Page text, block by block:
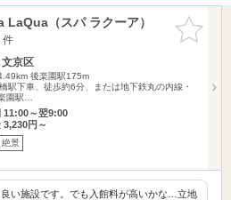
お気に入
りに追加
（スパ ラクーア）
京区
後楽園駅175m
駅下車、徒歩約6分、または地下鉄丸の内線・
園駅…
11:00～翌9:00
3,230円～
絶景
い施設です。でも入館料が高いかな…立地